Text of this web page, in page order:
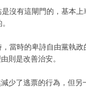
沒有這閘門的，基本
當時的卑詩自由黨執
則是改善治安。
少了逃票的行為，但